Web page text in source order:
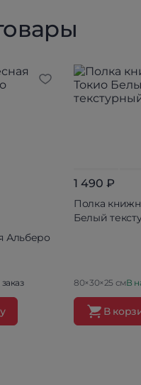
Альберо
1 490 ₽
Полка
Белый
80×30×25 смВ
В